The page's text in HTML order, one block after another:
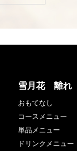
雪月花 離れ
おもてなし
コースメニュー
単品メニュー
ドリンクメニュー